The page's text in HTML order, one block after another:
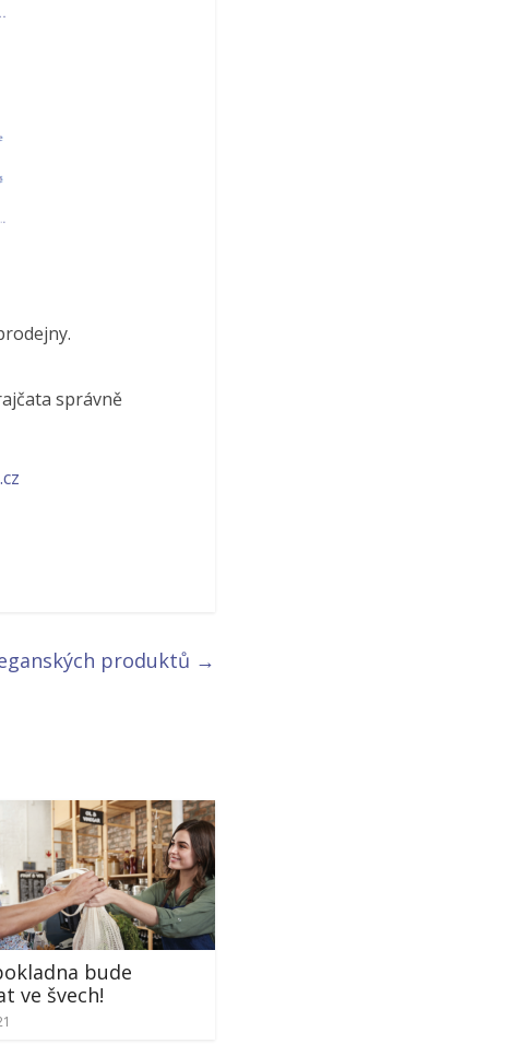
správně
produktů →
bude
ve švech!